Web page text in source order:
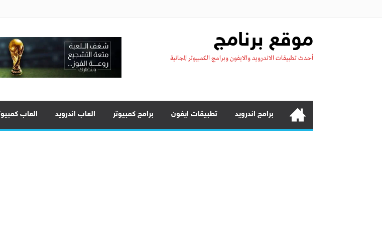
موقع برنامج
أحدث تطبيقات الاندرويد والايفون وبرامج الكمبيوتر المجانية
برامج اندرويد تطبيقات ايفون برامج كمبيوتر العاب اندرويد العاب